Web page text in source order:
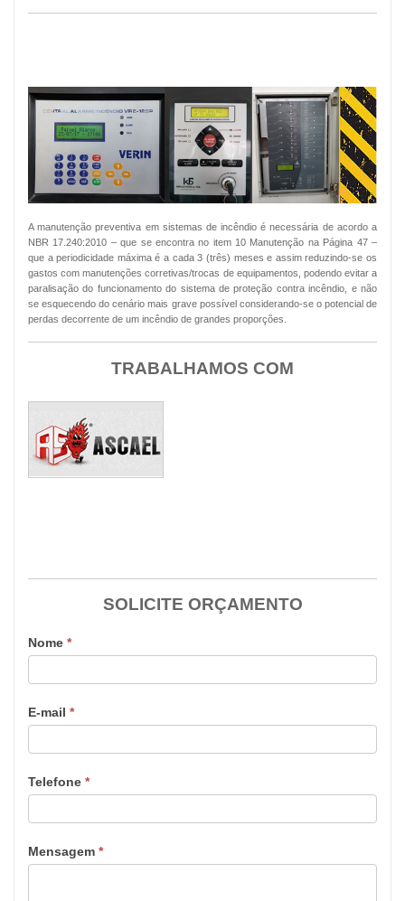
A manutenção preventiva em sistemas de incêndio é necessária de acordo a
NBR 17.240:2010 – que se encontra no item 10 Manutenção na Página 47 –
que a periodicidade máxima é a cada 3 (três) meses e assim reduzindo-se os
gastos com manutenções corretivas/trocas de equipamentos, podendo evitar a
paralisação do funcionamento do sistema de proteção contra incêndio, e não
se esquecendo do cenário mais grave possível considerando-se o potencial de
perdas decorrente de um incêndio de grandes proporções.
TRABALHAMOS COM
SOLICITE ORÇAMENTO
Nome *
E-mail *
Telefone *
Mensagem *